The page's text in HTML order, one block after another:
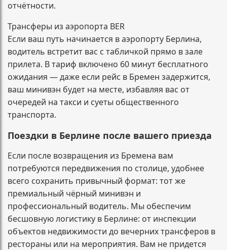
отчётности.
Трансферы из аэропорта BER
Если ваш путь начинается в аэропорту Берлина,
водитель встретит вас с табличкой прямо в зале
прилета. В тариф включено 60 минут бесплатного
ожидания — даже если рейс в Бремен задержится,
ваш минивэн будет на месте, избавляя вас от
очередей на такси и суеты общественного
транспорта.
Поездки в Берлине после вашего приезда
Если после возвращения из Бремена вам
потребуются передвижения по столице, удобнее
всего сохранить привычный формат: тот же
премиальный чёрный минивэн и
профессиональный водитель. Мы обеспечим
бесшовную логистику в Берлине: от инспекции
объектов недвижимости до вечерних трансферов в
рестораны или на мероприятия. Вам не придется